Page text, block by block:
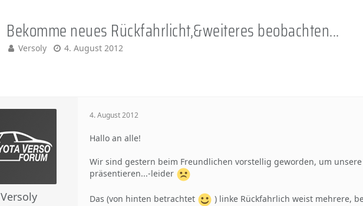
Bekomme neues Rückfahrlicht,&weiteres beobachten...
Versoly 4. August 2012
Versoly
4. August 2012
Hallo an alle!
Wir sind gestern beim Freundlichen vorstellig geworden, um
präsentieren...-leider
Das (von hinten betrachtet
) linke Rückfahrlich weist mehrere,